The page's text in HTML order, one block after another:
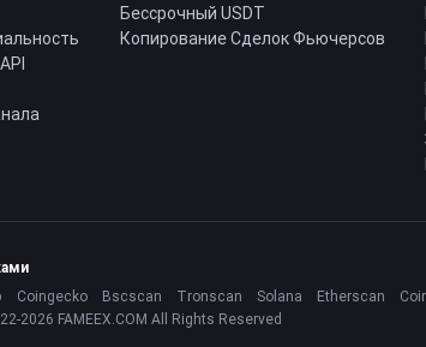
Бессрочный USDT
Копирование Cделок Фьючерсов
Coingecko Bscscan Tronscan Solana Etherscan
2026 FAMEEX.COM All Rights Reserved